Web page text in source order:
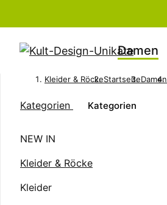
Damen
Kleider & RöckeStartseiteDamen
Kategorien Kategorien
NEW IN
Kleider & Röcke
Kleider